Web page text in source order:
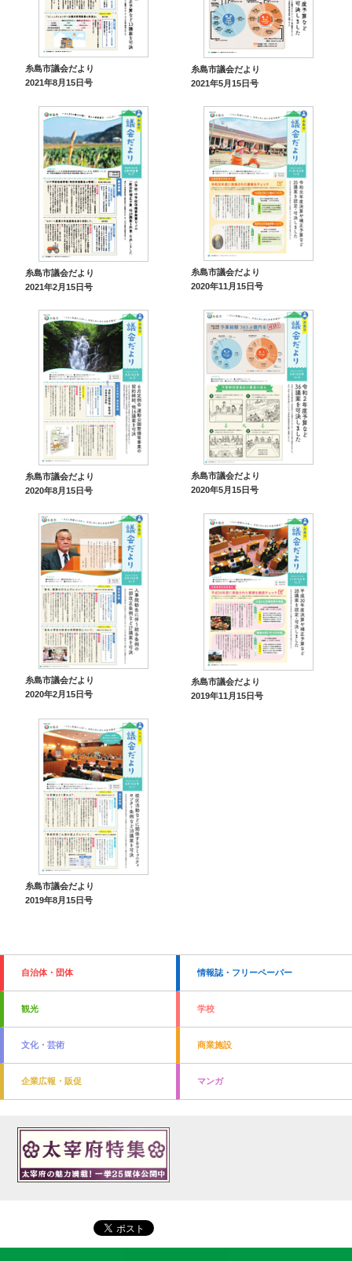
糸島市議会だより
2021年8月15日号
糸島市議会だより
2021年5月15日号
糸島市議会だより
2021年2月15日号
糸島市議会だより
2020年11月15日号
糸島市議会だより
2020年8月15日号
糸島市議会だより
2020年5月15日号
糸島市議会だより
2020年2月15日号
糸島市議会だより
2019年11月15日号
糸島市議会だより
2019年8月15日号
自治体・団体 情報誌・フリーペーパー
観光 学校
文化・芸術 商業施設
企業広報・販促 マンガ